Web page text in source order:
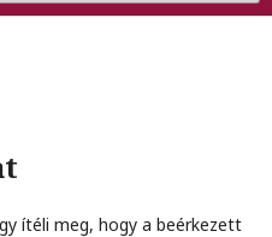
ítéli meg, hogy a beérkezett